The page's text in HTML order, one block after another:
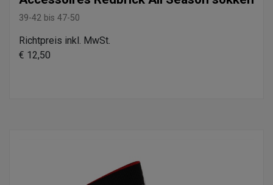
39-42 bis 47-50
Richtpreis inkl. MwSt.
€ 12,50